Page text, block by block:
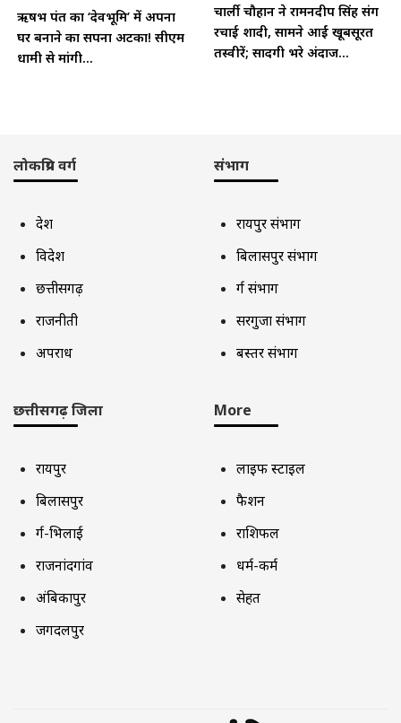
ऋषभ पंत का ‘देवभूमि’ में अपना
घर बनाने का सपना अटका! सीएम
धामी से मांगी...
चार्ली चौहान ने रामनदीप सिंह संग
रचाई शादी, सामने आईं खूबसूरत
तस्वीरें; सादगी भरे अंदाज...
लोकप्रिय वर्ग
देश
विदेश
छत्तीसगढ़
राजनीती
अपराध
संभाग
रायपुर संभाग
बिलासपुर संभाग
दुर्ग संभाग
सरगुजा संभाग
बस्तर संभाग
छत्तीसगढ़ जिला
रायपुर
बिलासपुर
दुर्ग-भिलाई
राजनांदगांव
अंबिकापुर
जगदलपुर
More
लाइफ स्टाइल
फैशन
राशिफल
धर्म-कर्म
सेहत